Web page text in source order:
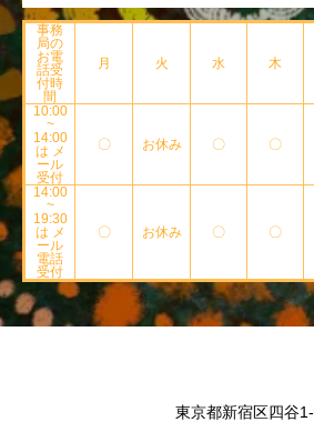
事務
局の
お電
話受
付時
間
月 火 水 木
10:00
~
14:00
は メ
ール
受付
〇 お休み 〇 〇
14:00
~
19:30
は メ
ール
電話
受付
〇 お休み 〇 〇
東京都新宿区四谷